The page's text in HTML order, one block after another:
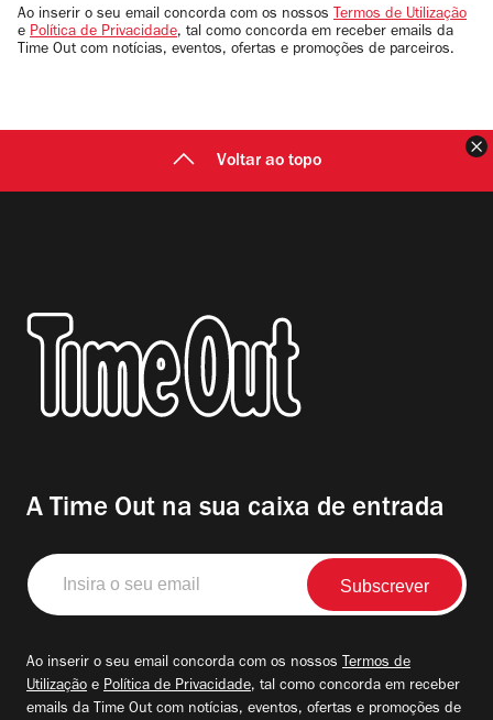
email
Ao inserir o seu email concorda com os nossos Termos de Utilização
e Política de Privacidade, tal como concorda em receber emails da
Time Out com notícias, eventos, ofertas e promoções de parceiros.
Voltar ao topo
A Time Out na sua caixa de entrada
Insira
o
seu
Ao inserir o seu email concorda com os nossos Termos de
Utilização e Política de Privacidade, tal como concorda em receber
emails da Time Out com notícias, eventos, ofertas e promoções de